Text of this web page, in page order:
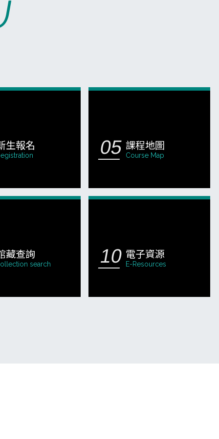
生報名 課程地圖
Course Map
藏查詢
search
電子資源
E-Resources